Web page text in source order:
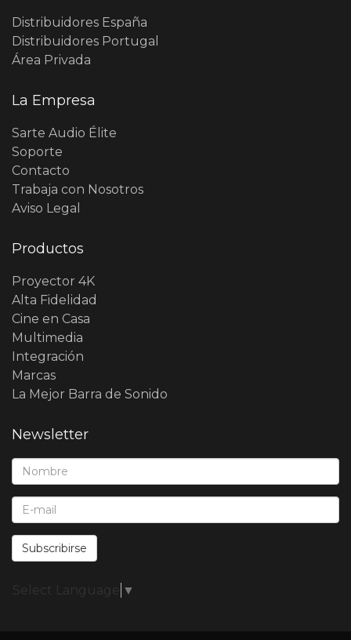
Distribuidores España
Distribuidores Portugal
Área Privada
La Empresa
Sarte Audio Élite
Soporte
Contacto
Trabaja con Nosotros
Aviso Legal
Productos
Proyector 4K
Alta Fidelidad
Cine en Casa
Multimedia
Integración
Marcas
La Mejor Barra de Sonido
Newsletter
Nombre*:
E-Mail*:
Subscribirse
Select Language ▼